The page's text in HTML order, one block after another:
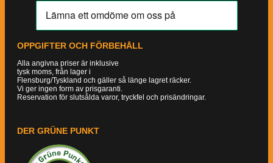
OPPGIFTER OCH FÖRBEHÅLL
Alla angivna priser är inklusive
tysk moms, från lager i
Flensburg/Tyskland och gäller så länge lagret räcker.
Vi ger ingen form av prisgaranti.
Reservation för slutsålda varor, tryckfel och prisändringar.
DER GRÜNE PUNKT